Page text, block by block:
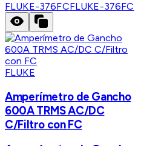
FLUKE-376FCFLUKE-376FC
FLUKE
Amperímetro de Gancho
600A TRMS AC/DC
C/Filtro con FC